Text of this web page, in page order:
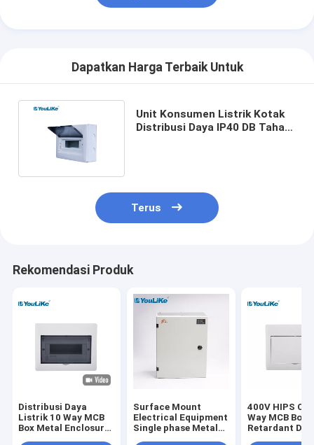
Dapatkan Harga Terbaik Untuk
Unit Konsumen Listrik Kotak
Distribusi Daya IP40 DB Tahan
Terus
Rekomendasi Produk
Distribusi Daya
Listrik 10 Way MCB
Box Metal Enclosure
Surface Mount
Electrical Equipment
Single phase Metal
400V HIPS
Way MCB Box
Retardant